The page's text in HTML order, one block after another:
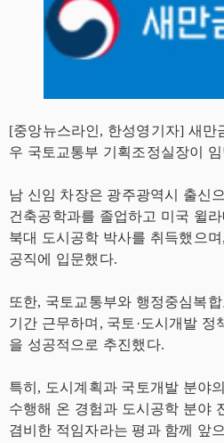
[중앙뉴스라인, 한성영기자] 새만
우 국토교통부 기획조정실장이
남 신임 차장은 광주광역시 출신
건축공학과를 졸업하고 미국 윌
북대 도시공학 박사를 취득했으
공직에 입문했다.
또한, 국토교통부와 행정중심복
기간 근무하며, 국토·도시개발 정
을 성공적으로 추진했다.
특히, 도시계획과 국토개발 분야
수행해 온 경험과 도시공학 분야
겸비한 적임자라는 평과 함께 앞